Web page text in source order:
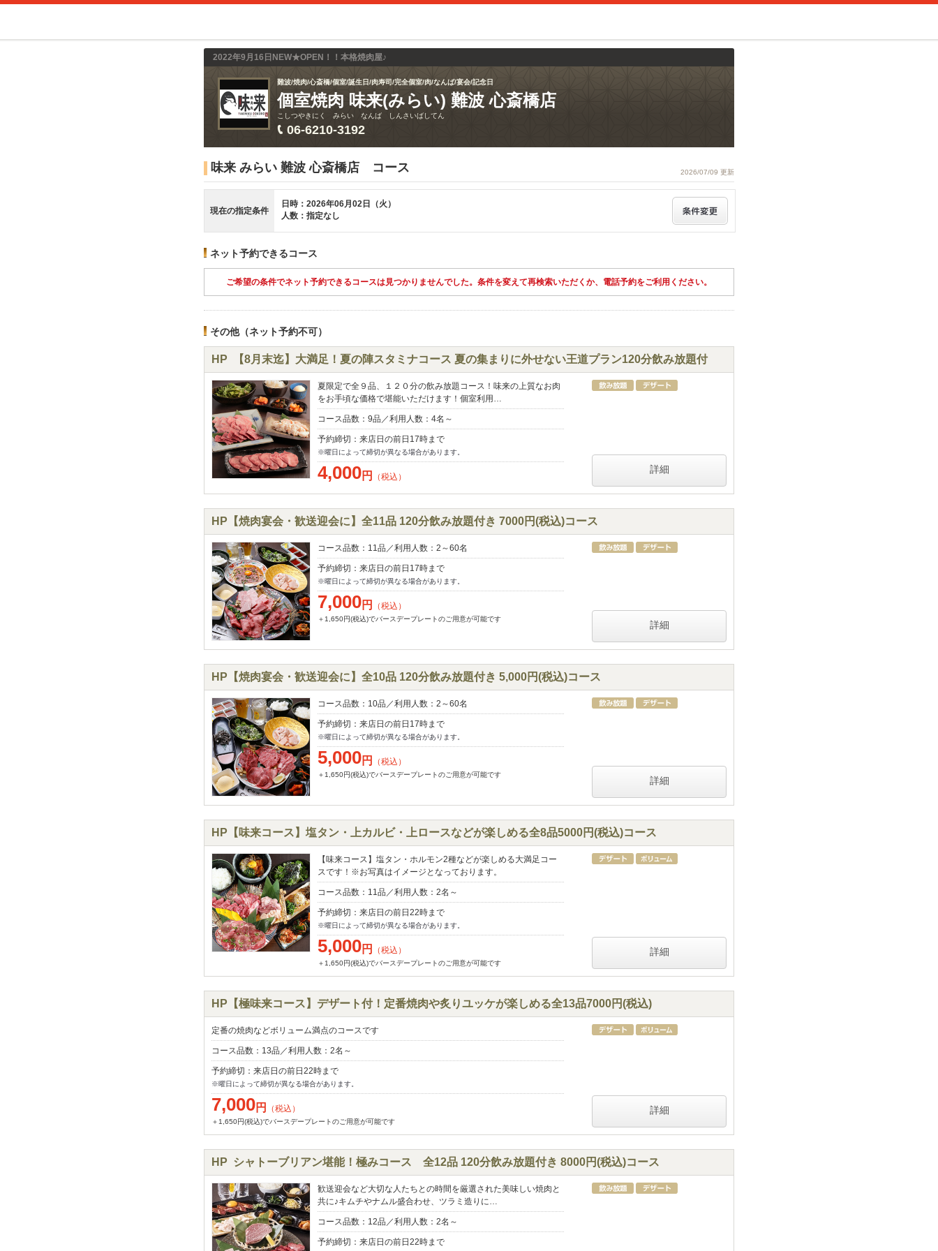
2022年9月16日NEW★OPEN！！本格焼肉屋♪
難波/焼肉/心斎橋/個室/誕生日/肉寿司/完全個室/肉/なんば/宴会/記念日
個室焼肉 味来(みらい) 難波 心斎橋店
こしつやきにく みらい なんば しんさいばしてん
06-6210-3192
2026/07/09 更新
味来 みらい 難波 心斎橋店 コース
現在の指定条件
日時：2026年06月02日（火）
人数：指定なし
ネット予約できるコース
ご希望の条件でネット予約できるコースは見つかりませんでした。条件を変えて再検索いただくか、電話予約をご利用ください。
その他（ネット予約不可）
HP 【8月末迄】大満足！夏の陣スタミナコース 夏の集まりに外せない王道プラン120分飲み放題付
夏限定で全９品、１２０分の飲み放題コース！味来の上質なお肉
をお手頃な価格で堪能いただけます！個室利用…
コース品数：9品／利用人数：4名～
予約締切：来店日の前日17時まで
※曜日によって締切が異なる場合があります。
4,000円 （税込）
詳細
HP【焼肉宴会・歓送迎会に】全11品 120分飲み放題付き 7000円(税込)コース
コース品数：11品／利用人数：2～60名
予約締切：来店日の前日17時まで
※曜日によって締切が異なる場合があります。
7,000円 （税込）
＋1,650円(税込)でバースデープレートのご用意が可能です
詳細
HP【焼肉宴会・歓送迎会に】全10品 120分飲み放題付き 5,000円(税込)コース
コース品数：10品／利用人数：2～60名
予約締切：来店日の前日17時まで
※曜日によって締切が異なる場合があります。
5,000円 （税込）
＋1,650円(税込)でバースデープレートのご用意が可能です
詳細
HP【味来コース】塩タン・上カルビ・上ロースなどが楽しめる全8品5000円(税込)コース
【味来コース】塩タン・ホルモン2種などが楽しめる大満足コー
スです！※お写真はイメージとなっております。
コース品数：11品／利用人数：2名～
予約締切：来店日の前日22時まで
※曜日によって締切が異なる場合があります。
5,000円 （税込）
＋1,650円(税込)でバースデープレートのご用意が可能です
詳細
HP【極味来コース】デザート付！定番焼肉や炙りユッケが楽しめる全13品7000円(税込)
定番の焼肉などボリューム満点のコースです
コース品数：13品／利用人数：2名～
予約締切：来店日の前日22時まで
※曜日によって締切が異なる場合があります。
7,000円 （税込）
＋1,650円(税込)でバースデープレートのご用意が可能です
詳細
HP シャトーブリアン堪能！極みコース 全12品 120分飲み放題付き 8000円(税込)コース
歓送迎会など大切な人たちとの時間を厳選された美味しい焼肉と
共に♪キムチやナムル盛合わせ、ツラミ造りに…
コース品数：12品／利用人数：2名～
予約締切：来店日の前日22時まで